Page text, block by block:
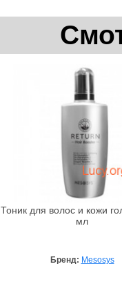
Тоник для волос и кожи
мл
Бренд: Mesosys